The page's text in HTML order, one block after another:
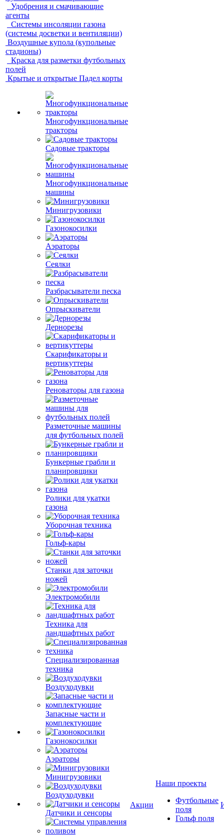
Удобрения и смачивающие
агенты
Системы инсоляции газона
(системы досветки и вентиляции)
Воздушные купола (купольные
стадионы)
Краска для разметки футбольных
полей
Крытые и открытые Падел корты
Многофункциональные
тракторы
Садовые тракторы
Многофункциональные
машины
Минигрузовики
Газонокосилки
Аэраторы
Сеялки
Разбрасыватели песка
Опрыскиватели
Дернорезы
Скарификаторы и
вертикуттеры
Реноваторы для газона
Разметочные машины
для футбольных полей
Бункерные грабли и
планировщики
Ролики для укатки
газона
Уборочная техника
Гольф-кары
Станки для заточки
ножей
Электромобили
Техника для
ландшафтных работ
Специализированная
техника
Воздуходувки
Запасные части и
комплектующие
Газонокосилки
Аэраторы
Минигрузовики
Воздуходувки
Датчики и сенсоры
Акции
Наши проекты
Футбольные
поля
Гольф поля